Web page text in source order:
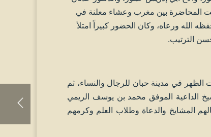
المحاضرة بين مغرب وعشاء معلنة في
الله ورعاه، وكان الحضور كبيراً امتلأ
الترتيب.
وكانت كلمات الظهر في مدينة حبان للرجال والنساء، ثم
الداعية الموفق محمد بن يوسف الريمي
المشايخ والدعاة وطلاب العلم وكرمهم